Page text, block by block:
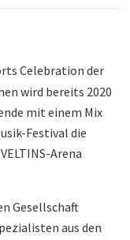
Celebration der
wird bereits 2020
mit einem Mix
Festival die
Arena
Gesellschaft
aus den